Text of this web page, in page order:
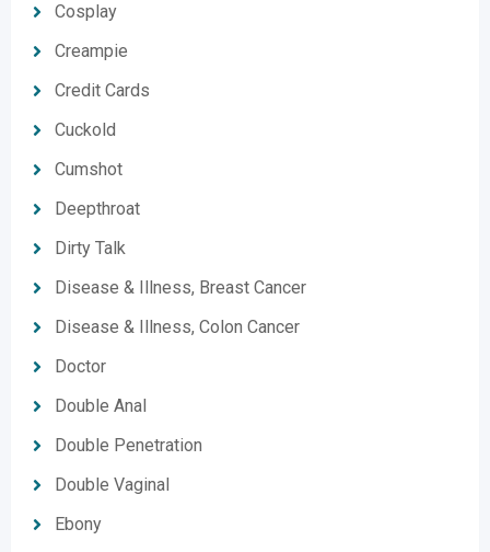
Cosplay
Creampie
Credit Cards
Cuckold
Cumshot
Deepthroat
Dirty Talk
Disease & Illness, Breast Cancer
Disease & Illness, Colon Cancer
Doctor
Double Anal
Double Penetration
Double Vaginal
Ebony